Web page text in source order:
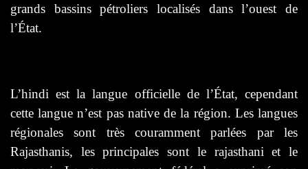
grands bassins pétroliers localisés dans l’ouest de
l’État.
L’hindi est la langue officielle de l’État, cependant
cette langue n’est pas native de la région. Les langues
régionales sont très couramment parlées par les
Rajasthanis, les principales sont le rajasthani et le